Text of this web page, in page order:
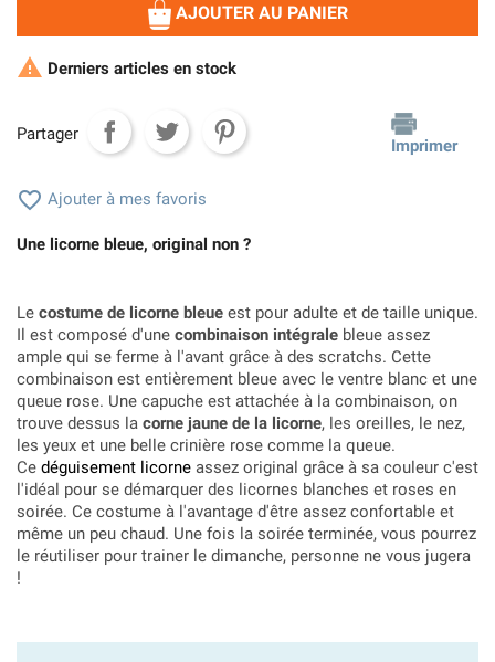
AJOUTER AU PANIER
 Derniers articles en stock
Partager
Imprimer
 Ajouter à mes favoris
Une licorne bleue, original non ?
Le costume de licorne bleue est pour adulte et de taille unique.
Il est composé d'une combinaison intégrale bleue assez
ample qui se ferme à l'avant grâce à des scratchs. Cette
combinaison est entièrement bleue avec le ventre blanc et une
queue rose. Une capuche est attachée à la combinaison, on
trouve dessus la corne jaune de la licorne, les oreilles, le nez,
les yeux et une belle crinière rose comme la queue.
Ce déguisement licorne assez original grâce à sa couleur c'est
l'idéal pour se démarquer des licornes blanches et roses en
soirée. Ce costume à l'avantage d'être assez confortable et
même un peu chaud. Une fois la soirée terminée, vous pourrez
le réutiliser pour trainer le dimanche, personne ne vous jugera
!